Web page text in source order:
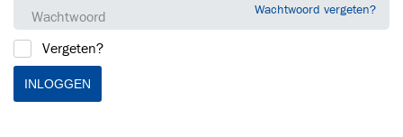
Wachtwoord Wachtwoord vergeten?
Vergeten?
INLOGGEN
Toegevoegd aan winkelwagen